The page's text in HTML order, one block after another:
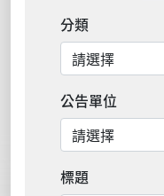
分類
公告單位
標題